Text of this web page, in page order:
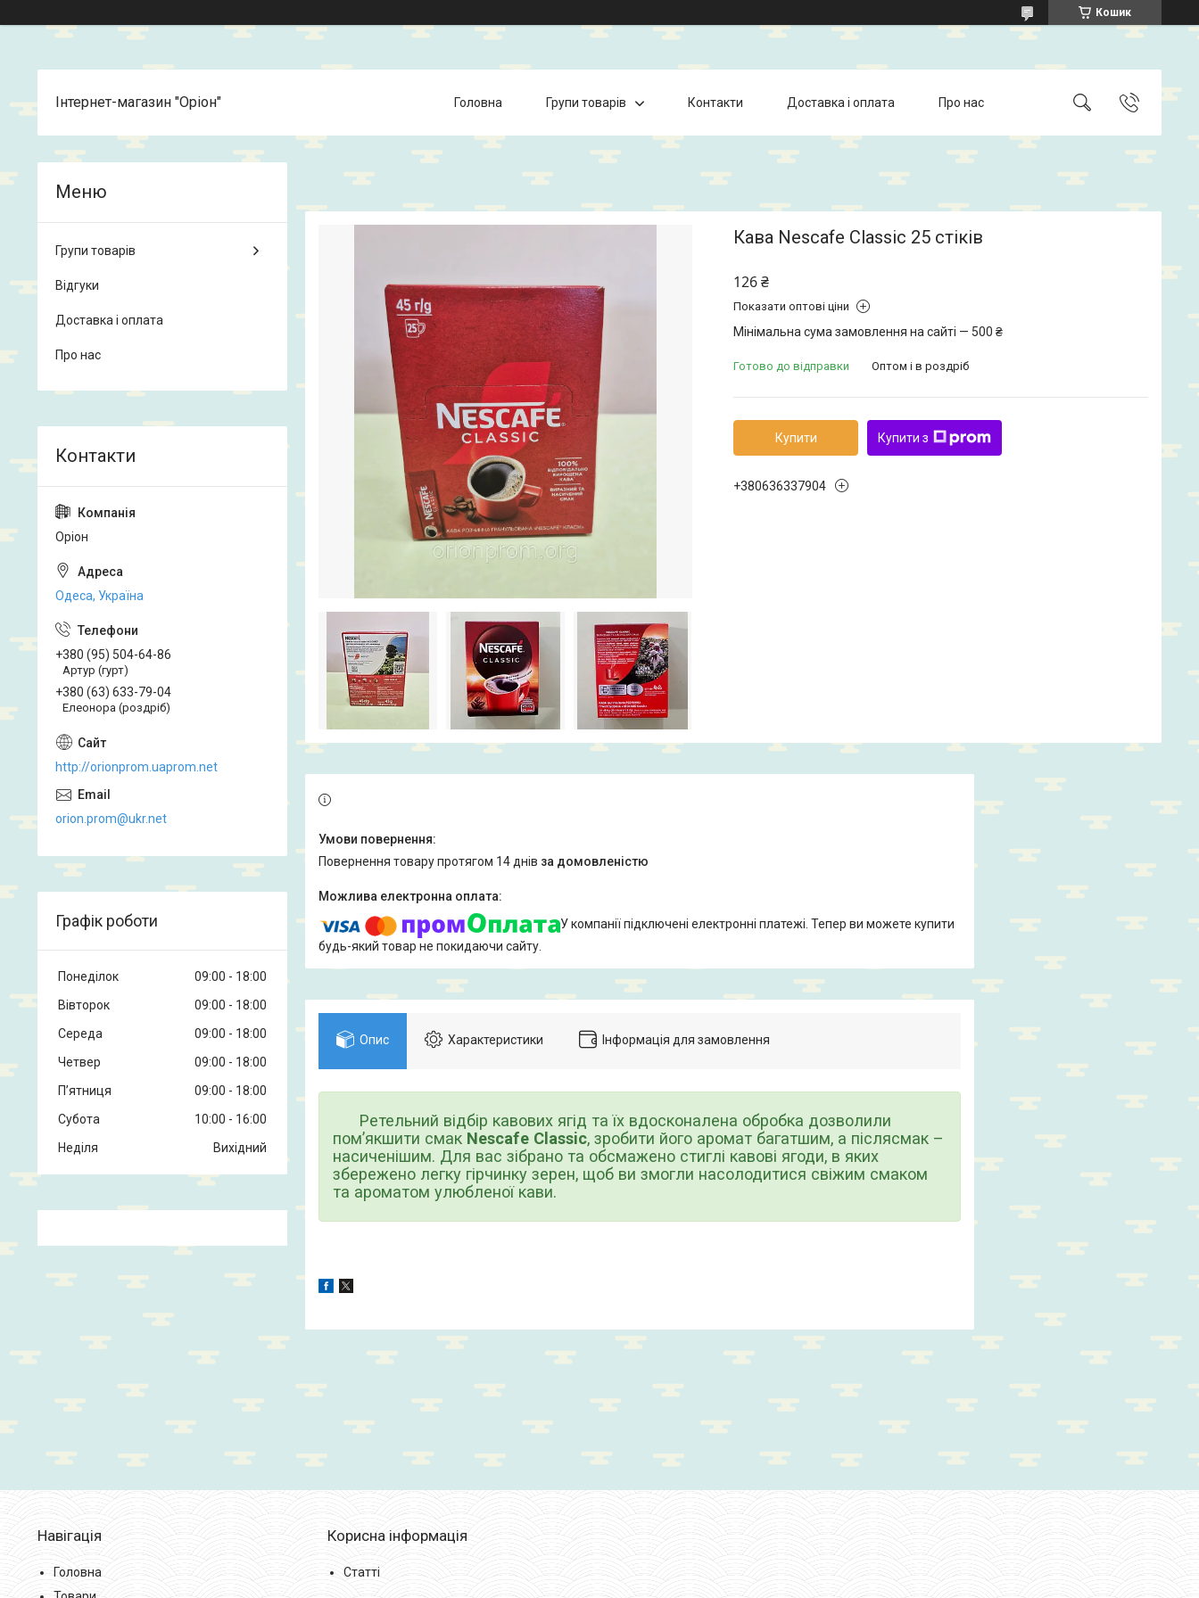
Кошик
Інтернет-магазин "Оріон" Головна Групи товарів Контакти Доставка і оплата Про нас
Кава Nescafe Classic 25 стіків
126 ₴
Показати оптові ціни
Мінімальна сума замовлення на сайті — 500 ₴
Готово до відправки Оптом і в роздріб
Купити Купити з
+380636337904
повернення товару протягом 14 днів за домовленістю
У компанії підключені електронні платежі. Тепер ви можете купити
будь-який товар не покидаючи сайту.
Опис Характеристики Інформація для замовлення
Ретельний відбір кавових ягід та їх вдосконалена обробка дозволили
пом’якшити смак Nescafe Classic, зробити його аромат багатшим, а післясмак –
насиченішим. Для вас зібрано та обсмажено стиглі кавові ягоди, в яких
збережено легку гірчинку зерен, щоб ви змогли насолодитися свіжим смаком
та ароматом улюбленої кави.
Групи товарів
Відгуки
Доставка і оплата
Про нас
Оріон
Одеса, Україна
+380 (95) 504-64-86
Артур (гурт)
+380 (63) 633-79-04
Елеонора (роздріб)
http://orionprom.uaprom.net
orion.prom@ukr.net
Графік роботи
Понеділок 09:00
18:00
Вівторок
09:00
18:00
Середа
09:00
18:00
Четвер
09:00
18:00
Пʼятниця
09:00
18:00
Субота
10:00
16:00
Неділя
Вихідний
Навігація
Головна
Корисна інформація
Статті